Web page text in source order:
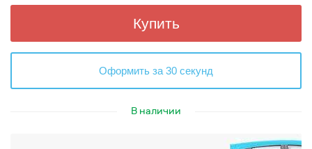
Купить
Оформить за 30 секунд
В наличии